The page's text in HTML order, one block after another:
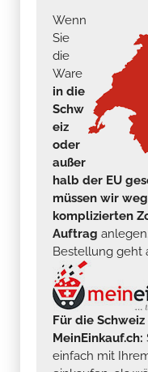
Wenn
Sie
die
Ware
in die
Schw
eiz
oder
außer
halb der EU
müssen wir
komplizierten
Auftrag
Bestellung geht
Für die
MeinEinkauf.ch:
einfach mit